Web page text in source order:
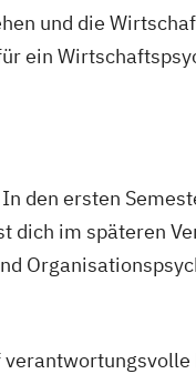
und die
ein
den ersten
dich im späteren